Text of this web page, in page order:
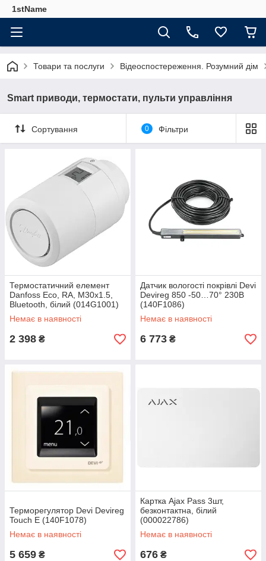
1stName
Товари та послуги Відеоспостереження. Розумний дім
Smart приводи, термостати, пульти управління
Сортування 0 Фільтри
Термостатичний елемент
Danfoss Eco, RA, M30х1.5,
Bluetooth, білий (014G1001)
Немає в наявності
2 398 ₴
Датчик вологості покрівлі Devi
Devireg 850 -50…70° 230В
(140F1086)
Немає в наявності
6 773 ₴
Терморегулятор Devi Devireg
Touch E (140F1078)
Немає в наявності
5 659 ₴
Картка Ajax Pass 3шт,
безконтактна, білий
(000022786)
Немає в наявності
676 ₴